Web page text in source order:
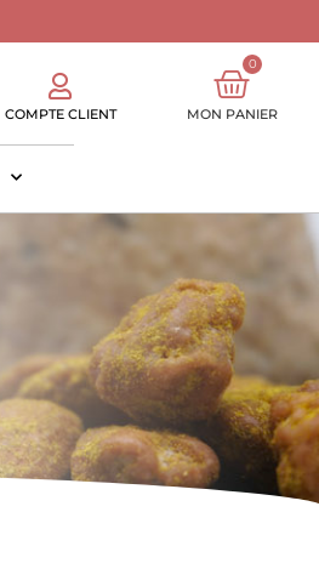
COMPTE CLIENT
0
MON PANIER